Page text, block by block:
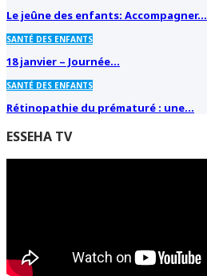
Le jeûne des enfants: Accompagner…
SANTÉ DES ENFANTS
18 janvier – Journée…
SANTÉ DES ENFANTS
Rétinopathie du prématuré : une…
ESSEHA TV